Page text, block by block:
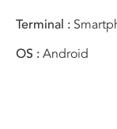
Terminal
OS
Android